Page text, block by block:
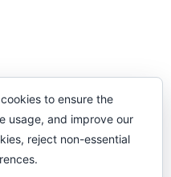
tener teléfono, que
to ensure the
usage, and improve our
reject non-essential